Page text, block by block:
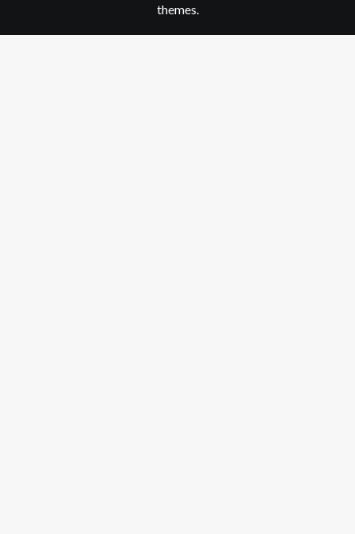
themes.